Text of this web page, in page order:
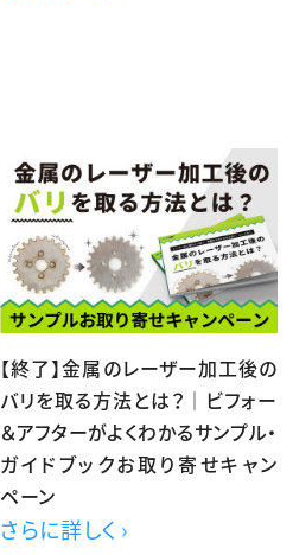
【終了】金属のレーザー加工後の
バリを取る方法とは？｜ビフォー
＆アフターがよくわかるサンプル・
ガイドブックお取り寄せキャン
ペーン
さらに詳しく ›